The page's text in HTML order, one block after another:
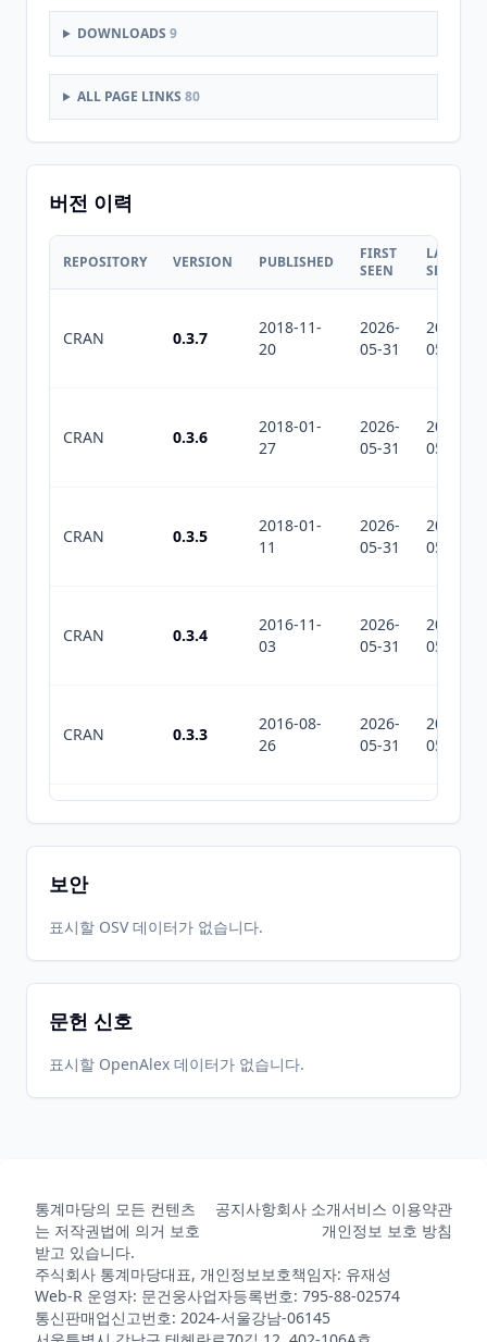
DOWNLOADS 9
ALL PAGE LINKS 80
버전 이력
REPOSITORY VERSION PUBLISHED
FIRST
SEEN
LAST
SEEN
CRAN 0.3.7
2018-11-
20
2026-
05-31
2026-
05-31
CRAN 0.3.6
2018-01-
27
2026-
05-31
2026-
05-31
CRAN 0.3.5
2018-01-
11
2026-
05-31
2026-
05-31
CRAN 0.3.4
2016-11-
03
2026-
05-31
2026-
05-31
CRAN 0.3.3
2016-08-
26
2026-
05-31
2026-
05-31
2016-07-
07
2026-
05-31
2026-
05-31
CRAN 0.3.1
CRAN
CRAN 0.2.1
2015-09-
2026-
05-31
2026-
05-31
CRAN 0.2
2015-08-
보안
표시할 OSV 데이터가 없습니다.
문헌 신호
표시할 OpenAlex 데이터가 없습니다.
통계마당의 모든 컨텐츠
는 저작권법에 의거 보호
받고 있습니다.
공지사항회사 소개서비스 이용약관
개인정보 보호 방침
주식회사 통계마당대표, 개인정보보호책임자: 유재성
Web-R 운영자: 문건웅사업자등록번호: 795-88-02574
통신판매업신고번호: 2024-서울강남-06145